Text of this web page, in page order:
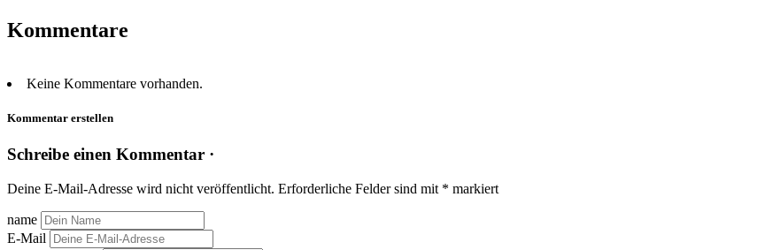
Kommentare
Keine Kommentare vorhanden.
Kommentar erstellen
Schreibe einen Kommentar ·
Deine E-Mail-Adresse wird nicht veröffentlicht. Erforderliche Felder sind mit * markiert
name
E-Mail